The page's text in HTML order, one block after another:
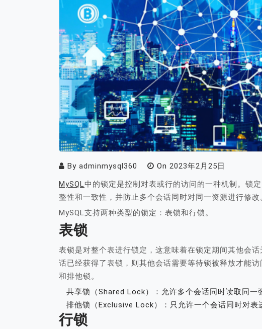
By adminmysql360 On 2023年2月25日
MySQL中的锁定是控制对表或行的访问的一种机制。锁
整性和一致性，并防止多个会话同时对同一资源进行修改
MySQL支持两种类型的锁定：表锁和行锁。
表锁
表锁是对整个表进行锁定，这意味着在锁定期间其他会
话已经获得了表锁，则其他会话需要等待锁被释放才能
和排他锁。
共享锁（Shared Lock）：允许多个会话同时读取同一
排他锁（Exclusive Lock）：只允许一个会话同时对表
行锁